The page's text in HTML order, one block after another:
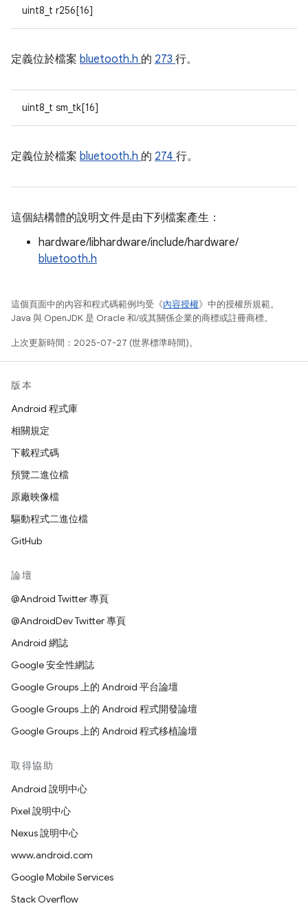
uint8_t r256[16]
定義位於檔案 bluetooth.h 的 273 行。
uint8_t sm_tk[16]
定義位於檔案 bluetooth.h 的 274 行。
這個結構體的說明文件是由下列檔案產生：
hardware/libhardware/include/hardware/
bluetooth.h
這個頁面中的內容和程式碼範例均受《內容授權》中的授權所規範。
Java 與 OpenJDK 是 Oracle 和/或其關係企業的商標或註冊商標。
上次更新時間：2025-07-27 (世界標準時間)。
版本
Android 程式庫
相關規定
下載程式碼
預覽二進位檔
原廠映像檔
驅動程式二進位檔
GitHub
論壇
@Android Twitter 專頁
@AndroidDev Twitter 專頁
Android 網誌
Google 安全性網誌
Google Groups 上的 Android 平台論壇
Google Groups 上的 Android 程式開發論壇
Google Groups 上的 Android 程式移植論壇
取得協助
Android 說明中心
Pixel 說明中心
Nexus 說明中心
www.android.com
Google Mobile Services
Stack Overflow